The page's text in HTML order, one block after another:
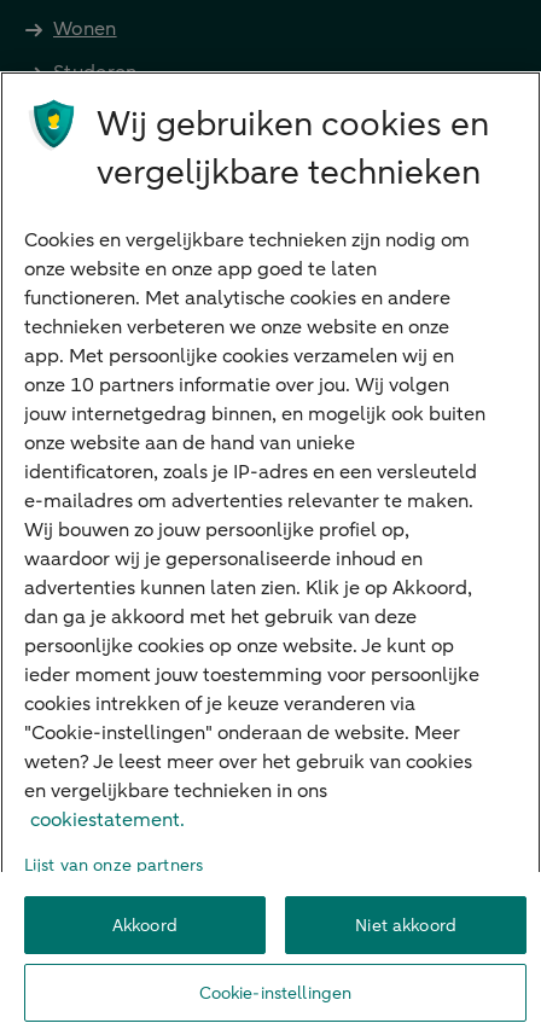
Wonen
Studeren
Preferred Banking
Digitale diensten
Internet Bankieren
ABN AMRO app
Tikkie
Apple Pay
Google Pay
Veilig bankieren
Meest gezocht
Hypotheek berekenen
E.dentifier
Jaaroverzicht
Rood staan
Over ABN AMRO
Werken bij ABN AMRO
DuurzaamheidVeiligheidPrivacy DisclaimerCookie-instellingen
© 2026 ABN AMRO
Wij gebruiken cookies en
vergelijkbare technieken
Cookies en vergelijkbare technieken zijn nodig om
onze website en onze app goed te laten
functioneren. Met analytische cookies en andere
technieken verbeteren we onze website en onze
app. Met persoonlijke cookies verzamelen wij en
onze 10 partners informatie over jou. Wij volgen
jouw internetgedrag binnen, en mogelijk ook buiten
onze website aan de hand van unieke
identificatoren, zoals je IP-adres en een versleuteld
e-mailadres om advertenties relevanter te maken.
Wij bouwen zo jouw persoonlijke profiel op,
waardoor wij je gepersonaliseerde inhoud en
advertenties kunnen laten zien. Klik je op Akkoord,
dan ga je akkoord met het gebruik van deze
persoonlijke cookies op onze website. Je kunt op
ieder moment jouw toestemming voor persoonlijke
cookies intrekken of je keuze veranderen via
"Cookie-instellingen" onderaan de website. Meer
weten? Je leest meer over het gebruik van cookies
en vergelijkbare technieken in ons
cookiestatement.
Lijst van onze partners
Akkoord Niet akkoord
Cookie-instellingen